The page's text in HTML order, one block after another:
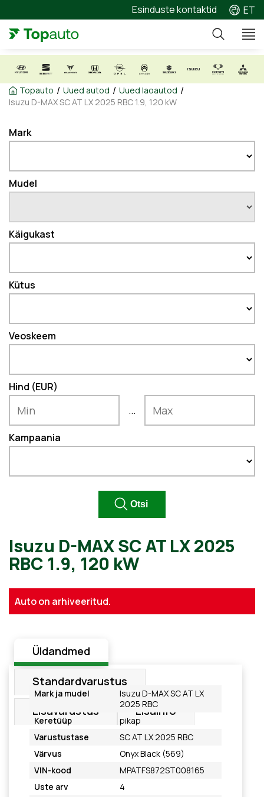
Esinduste kontaktid ET
Topauto / Uued autod / Uued laoautod /
Isuzu D-MAX SC AT LX 2025 RBC 1.9, 120 kW
Mark
Mudel
Käigukast
Kütus
Veoskeem
Hind (EUR)
...
Kampaania
Isuzu D-MAX SC AT LX 2025
Auto on arhiveeritud.
Üldandmed
Standardvarustus
Lisavarustus Lisainfo
Mark ja mudel
Isuzu D-MAX SC AT LX
2025 RBC
Keretüüp
pikap
Varustustase
SC AT LX 2025 RBC
Värvus
Onyx Black (569)
VIN-kood
MPATFS872ST008165
Uste arv
4